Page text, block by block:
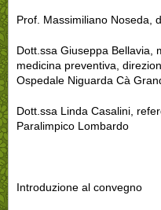
Prof. Massimiliano Noseda,
Dott.ssa Giuseppa Bellavia,
medicina preventiva,
Ospedale Niguarda Cà
Dott.ssa Linda Casalini,
Paralimpico Lombardo
Introduzione al convegno